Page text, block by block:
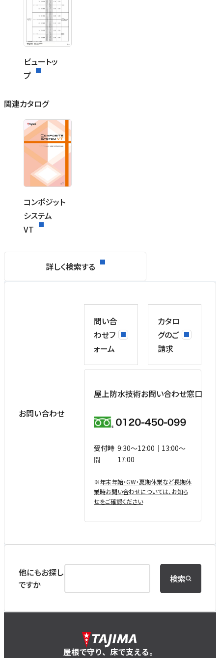
ビュートッ
プ
関連カタログ
コンポジット
システム
VT
詳しく検索する
お問い合わせ
問い合
わせフ
ォーム
カタロ
グのご
請求
屋上防水技術お問い合わせ窓口
受付時
間
9:30〜12:00｜13:00〜
17:00
※年末年始・GW・夏期休業など⻑期休
業時お問い合わせについては、お知ら
せをご確認ください
他にもお探し
ですか
検索
屋根で守り、床で支える。